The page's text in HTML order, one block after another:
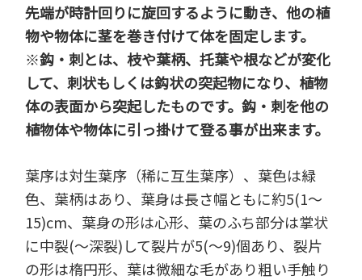
先端が時計回りに旋回するように動き、他の植
物や物体に茎を巻き付けて体を固定します。
※鈎・刺とは、枝や葉柄、托葉や根などが変化
して、刺状もしくは鈎状の突起物になり、植物
体の表面から突起したものです。鈎・刺を他の
植物体や物体に引っ掛けて登る事が出来ます。
葉序は対生葉序（稀に互生葉序）、葉色は緑
色、葉柄はあり、葉身は長さ幅ともに約5(1～
15)cm、葉身の形は心形、葉のふち部分は掌状
に中裂(～深裂)して裂片が5(～9)個あり、裂片
の形は楕円形、葉は微細な毛があり粗い手触り